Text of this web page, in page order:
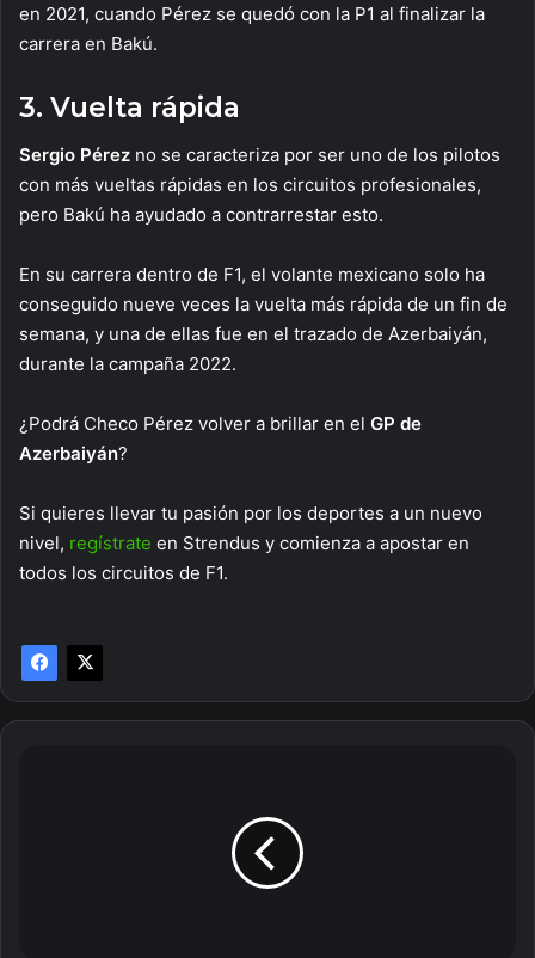
en 2021, cuando Pérez se quedó con la P1 al finalizar la
carrera en Bakú.
3. Vuelta rápida
Sergio Pérez no se caracteriza por ser uno de los pilotos
con más vueltas rápidas en los circuitos profesionales,
pero Bakú ha ayudado a contrarrestar esto.
En su carrera dentro de F1, el volante mexicano solo ha
conseguido nueve veces la vuelta más rápida de un fin de
semana, y una de ellas fue en el trazado de Azerbaiyán,
durante la campaña 2022.
¿Podrá Checo Pérez volver a brillar en el GP de
Azerbaiyán?
Si quieres llevar tu pasión por los deportes a un nuevo
nivel, regístrate en Strendus y comienza a apostar en
todos los circuitos de F1.